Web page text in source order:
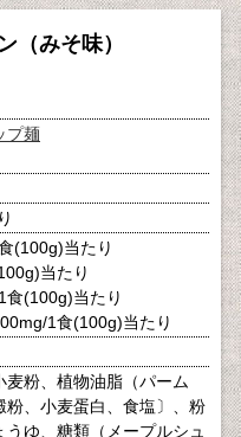
（みそ味）
プ麺
(100g)当たり
当たり
(100g)当たり
1食(100g)当たり
麦粉、植物油脂（パーム
、小麦蛋白、食塩〕、粉
ゆ、糖類（メープルシュ